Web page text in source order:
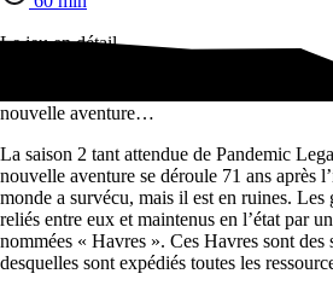
Le jeu en détail
La saison 2 tant attendue de Pandemic
nouvelle aventure…
La saison 2 tant attendue de Pandemic
nouvelle aventure se déroule 71 ans après
monde a survécu, mais il est en ruines. Les
reliés entre eux et maintenus en l’état par
nommées « Havres ». Ces Havres sont des
desquelles sont expédiés toutes les